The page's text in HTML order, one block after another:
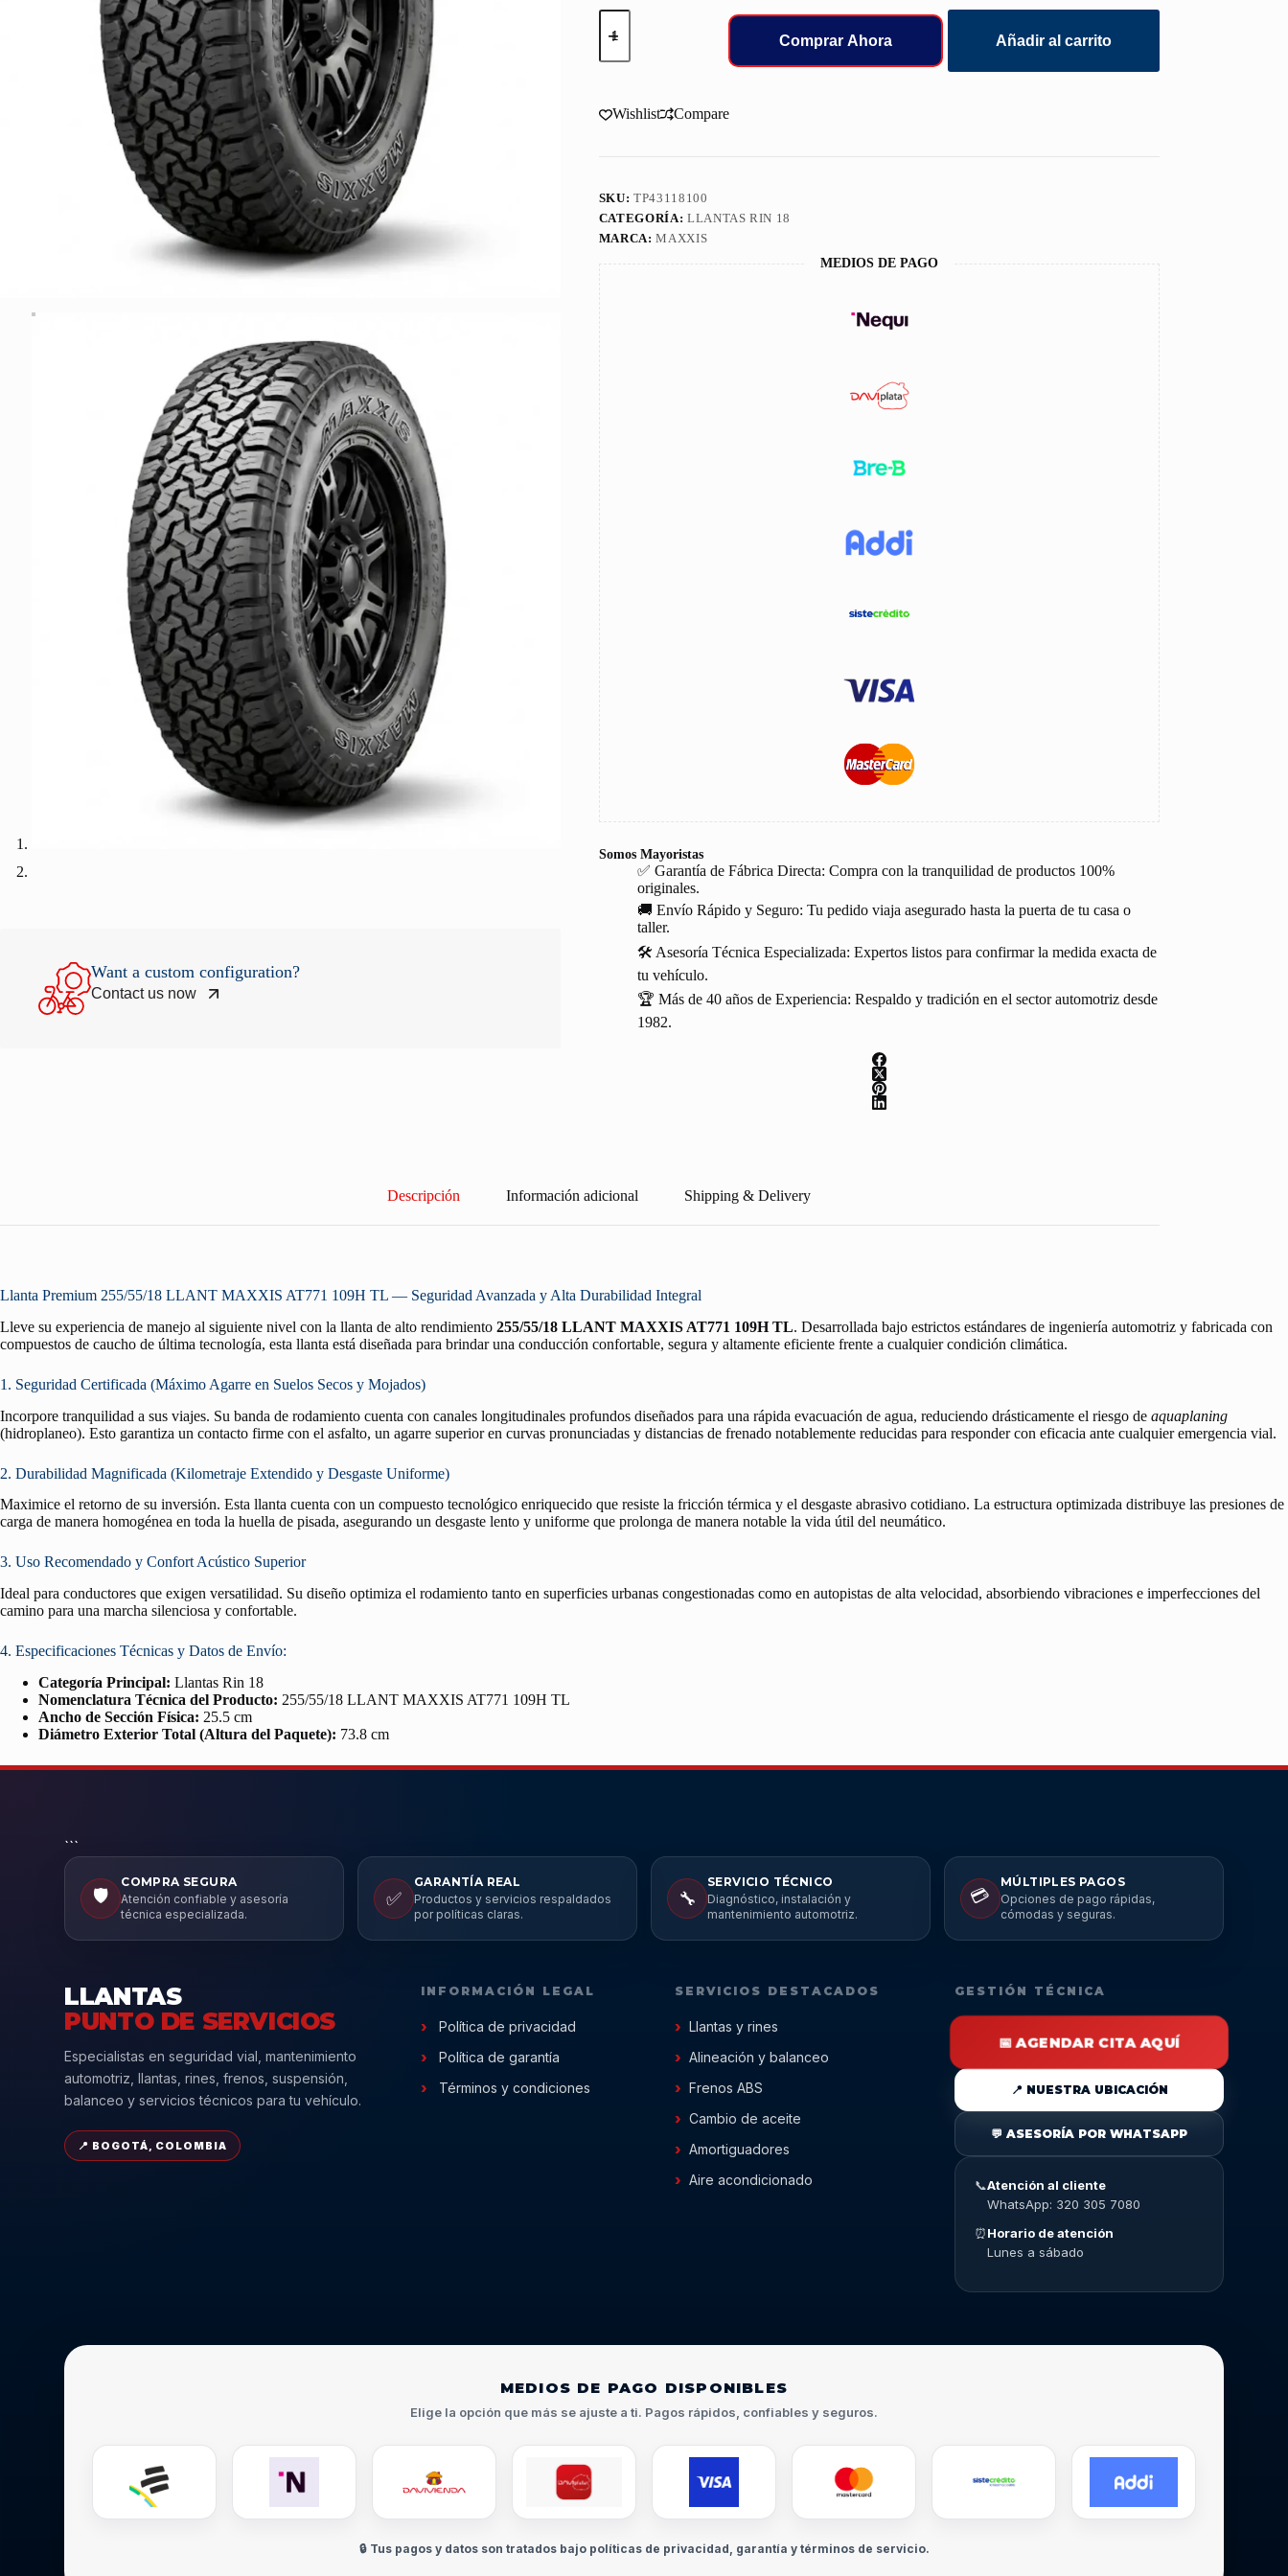
Want a custom configuration?
Contact us now
255/55/18
LLANT
AT771
cantidad
Comprar Ahora Añadir al carrito
Wishlist Compare
SKU:TP43118100
CATEGORÍA: LLANTAS RIN 18
MARCA:MAXXIS
MEDIOS DE PAGO
Somos Mayoristas
✅ Garantía de Fábrica Directa: Compra con la tranquilidad de productos 100%
originales.
🚚 Envío Rápido y Seguro: Tu pedido viaja asegurado hasta la puerta de tu casa o
taller.
🛠️ Asesoría Técnica Especializada: Expertos listos para confirmar la medida exacta de
tu vehículo.
🏆 Más de 40 años de Experiencia: Respaldo y tradición en el sector automotriz desde
1982.
Descripción Información adicional Shipping & Delivery
Llanta Premium 255/55/18 LLANT MAXXIS AT771 109H TL — Seguridad Avanzada y Alta Durabilidad Integral
Lleve su experiencia de manejo al siguiente nivel con la llanta de alto rendimiento 255/55/18 LLANT MAXXIS AT771 109H TL. Desarrollada bajo estrictos estándares de ingeniería automotriz y fabricada con
compuestos de caucho de última tecnología, esta llanta está diseñada para brindar una conducción confortable, segura y altamente eficiente frente a cualquier condición climática.
1. Seguridad Certificada (Máximo Agarre en Suelos Secos y Mojados)
Incorpore tranquilidad a sus viajes. Su banda de rodamiento cuenta con canales longitudinales profundos diseñados para una rápida evacuación de agua, reduciendo drásticamente el riesgo de aquaplaning
(hidroplaneo). Esto garantiza un contacto firme con el asfalto, un agarre superior en curvas pronunciadas y distancias de frenado notablemente reducidas para responder con eficacia ante cualquier emergencia vial.
2. Durabilidad Magnificada (Kilometraje Extendido y Desgaste Uniforme)
Maximice el retorno de su inversión. Esta llanta cuenta con un compuesto tecnológico enriquecido que resiste la fricción térmica y el desgaste abrasivo cotidiano. La estructura optimizada distribuye las presiones de
carga de manera homogénea en toda la huella de pisada, asegurando un desgaste lento y uniforme que prolonga de manera notable la vida útil del neumático.
3. Uso Recomendado y Confort Acústico Superior
Ideal para conductores que exigen versatilidad. Su diseño optimiza el rodamiento tanto en superficies urbanas congestionadas como en autopistas de alta velocidad, absorbiendo vibraciones e imperfecciones del
camino para una marcha silenciosa y confortable.
4. Especificaciones Técnicas y Datos de Envío:
Categoría Principal: Llantas Rin 18
Nomenclatura Técnica del Producto: 255/55/18 LLANT MAXXIS AT771 109H TL
Ancho de Sección Física: 25.5 cm
Diámetro Exterior Total (Altura del Paquete): 73.8 cm
```
🛡️
COMPRA SEGURA
Atención confiable y asesoría
técnica especializada.
✅
GARANTÍA REAL
Productos y servicios respaldados
por políticas claras.
🔧
SERVICIO TÉCNICO
Diagnóstico, instalación y
mantenimiento automotriz.
💳
MÚLTIPLES PAGOS
Opciones de pago rápidas,
cómodas y seguras.
LLANTAS
PUNTO DE SERVICIOS
Especialistas en seguridad vial, mantenimiento
automotriz, llantas, rines, frenos, suspensión,
balanceo y servicios técnicos para tu vehículo.
📍 BOGOTÁ, COLOMBIA
INFORMACIÓN LEGAL
Política de privacidad
Política de garantía
Términos y condiciones
SERVICIOS DESTACADOS
Llantas y rines
Alineación y balanceo
Frenos ABS
Cambio de aceite
Amortiguadores
Aire acondicionado
GESTIÓN TÉCNICA
📅 AGENDAR CITA AQUÍ
📍 NUESTRA UBICACIÓN
💬 ASESORÍA POR WHATSAPP
📞Atención al cliente
WhatsApp: 320 305 7080
⏰Horario de atención
Lunes a sábado
MEDIOS DE PAGO DISPONIBLES
Elige la opción que más se ajuste a ti. Pagos rápidos, confiables y seguros.
🔒 Tus pagos y datos son tratados bajo políticas de privacidad, garantía y términos de servicio.